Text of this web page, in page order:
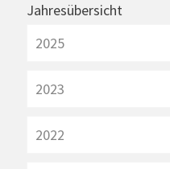
Jahresübersicht
2025
2023
2022